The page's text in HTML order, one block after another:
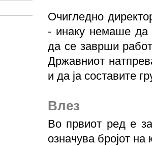
Очигледно
- инаку немаше да
да се заврши
Државниот
и да ја составите
Влез
Во првиот ред е
означува бројот